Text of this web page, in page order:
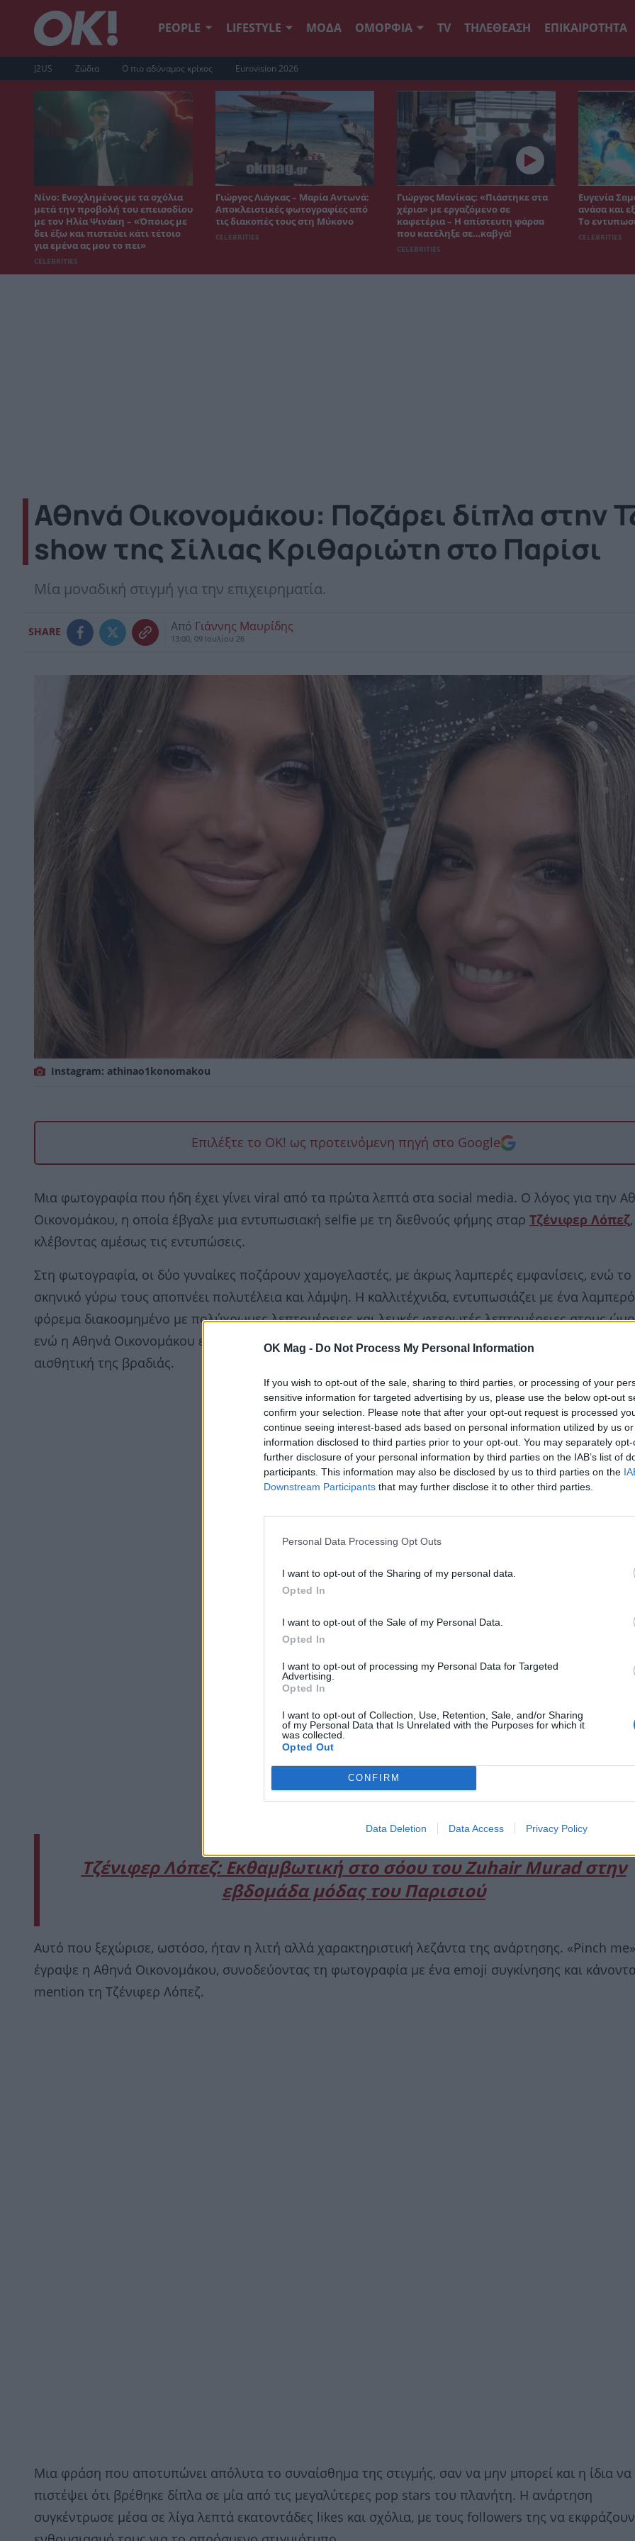
OK Mag - Do Not Process My Personal Information
If you wish to opt-out of the sale, sharing to third parties, or processing of your
sensitive information for targeted advertising by us, please use the below opt-out
confirm your selection. Please note that after your opt-out request is processed
continue seeing interest-based ads based on personal information utilized by us
information disclosed to third parties prior to your opt-out. You may separately
further disclosure of your personal information by third parties on the IAB’s list of
participants. This information may also be disclosed by us to third parties on the
Downstream Participants that may further disclose it to other third parties.
Personal Data Processing Opt Outs
I want to opt-out of the Sharing of my personal data.
Opted In
I want to opt-out of the Sale of my Personal Data.
Opted In
I want to opt-out of processing my Personal Data for Targeted
Advertising.
Opted In
I want to opt-out of Collection, Use, Retention, Sale, and/or Sharing
of my Personal Data that Is Unrelated with the Purposes for which it
was collected.
Opted Out
CONFIRM
Data Deletion Data Access Privacy Policy
PEOPLE LIFESTYLE ΜΟΔΑ ΟΜΟΡΦΙΑ TV ΤΗΛΕΘΕΑΣΗ ΕΠΙΚΑΙΡΟΤΗΤΑ
J2US Ζώδια Ο πιο αδύναμος κρίκος Eurovision 2026
Νίνο: Ενοχλημένος με τα σχόλια
μετά την προβολή του επεισοδίου
με τον Ηλία Ψινάκη – «Όποιος με
δει έξω και πιστεύει κάτι τέτοιο
για εμένα ας μου το πει»
CELEBRITIES
Γιώργος Λιάγκας – Μαρία Αντωνά:
Αποκλειστικές φωτογραφίες από
τις διακοπές τους στη Μύκονο
CELEBRITIES
Γιώργος Μανίκας: «Πιάστηκε στα
χέρια» με εργαζόμενο σε
καφετέρια – Η απίστευτη φάρσα
που κατέληξε σε…καβγά!
CELEBRITIES
Ευγενία
ανάσα και
Το
CELEBRITIES
Αθηνά Οικονομάκου: Ποζάρει δίπλα στην
show της Σίλιας Κριθαριώτη στο Παρίσι
Mία μοναδική στιγμή για την επιχειρηματία.
SHARE Από Γιάννης Μαυρίδης
13:00, 09 Ιουλίου 26
Instagram: athinao1konomakou
Επιλέξτε το OK! ως προτεινόμενη πηγή στο Google
Μια φωτογραφία που ήδη έχει γίνει viral από τα πρώτα λεπτά στα social media. Ο λόγος για την
Οικονομάκου, η οποία έβγαλε μια εντυπωσιακή selfie με τη διεθνούς φήμης σταρ Τζένιφερ Λόπεζ,
κλέβοντας αμέσως τις εντυπώσεις.
Στη φωτογραφία, οι δύο γυναίκες ποζάρουν χαμογελαστές, με άκρως λαμπερές εμφανίσεις, ενώ το
σκηνικό γύρω τους αποπνέει πολυτέλεια και λάμψη. Η καλλιτέχνιδα, εντυπωσιάζει με ένα λαμπερό
φόρεμα διακοσμημένο με πολύχρωμες λεπτομέρειες και λευκές φτερωτές λεπτομέρειες στους
ενώ η Αθηνά Οικονομάκου επιλέγει ένα shimmering σύνολο που ολοκληρώνει ιδανικά τη
αισθητική της βραδιάς.
Τζένιφερ Λόπεζ: Εκθαμβωτική στο σόου του Zuhair Murad στην
εβδομάδα μόδας του Παρισιού
Αυτό που ξεχώρισε, ωστόσο, ήταν η λιτή αλλά χαρακτηριστική λεζάντα της ανάρτησης. «Pinch
έγραψε η Αθηνά Οικονομάκου, συνοδεύοντας τη φωτογραφία με ένα emoji συγκίνησης και
mention τη Τζένιφερ Λόπεζ.
Μια φράση που αποτυπώνει απόλυτα το συναίσθημα της στιγμής, σαν να μην μπορεί και η ίδια να
πιστέψει ότι βρέθηκε δίπλα σε μία από τις μεγαλύτερες pop stars του πλανήτη. Η ανάρτηση
συγκέντρωσε μέσα σε λίγα λεπτά εκατοντάδες likes και σχόλια, με τους followers της να